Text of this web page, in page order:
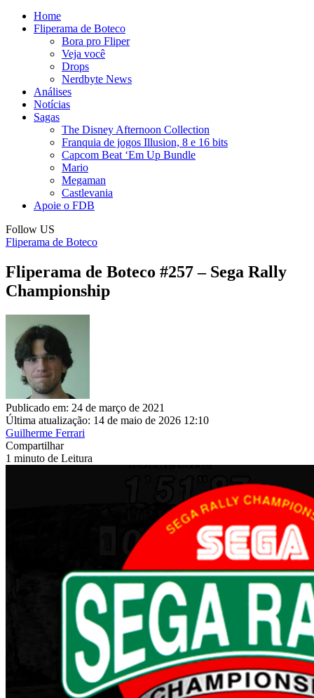
Home
Fliperama de Boteco
Bora pro Fliper
Veja você
Drops
Nerdbyte News
Análises
Notícias
Sagas
The Disney Afternoon Collection
Franquia de jogos Illusion, 8 e 16 bits
Capcom Beat ‘Em Up Bundle
Mario
Megaman
Castlevania
Apoie o FDB
Follow US
Fliperama de Boteco
Fliperama de Boteco #257 – Sega Rally
Championship
Publicado em: 24 de março de 2021
Última atualização: 14 de maio de 2026 12:10
Guilherme Ferrari
Compartilhar
1 minuto de Leitura